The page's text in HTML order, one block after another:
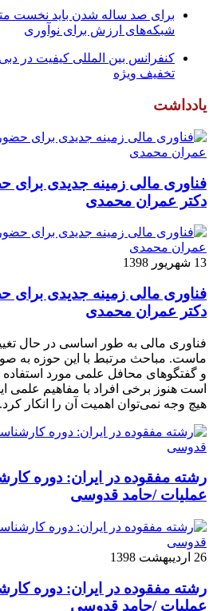
برای صد ساله شدن باید نخست
شبکه‌های ارزش برای نوآوری
تخفیف ویژه
یادداشت
فناوری مالی زمینه جدیدی برای
دکتر عمران محمدی
13 شهریور 1398
فناوری مالی زمینه جدیدی برای
دکتر عمران محمدی
فناوری مالی به طور اساسی در حال
ماست. مباحث مرتبط با این حوزه به
و گفتگوهای محافل علمی مورد
است هنوز برخی افراد با مفاهیم علمی
هیچ وجه نمی‌توان اهمیت آن را انکار
رشته مفقوده در ایران: دوره
عملیات /حامد قدوسی
26 اردیبهشت 1398
رشته مفقوده در ایران: دوره
عملیات /حامد قدوسی